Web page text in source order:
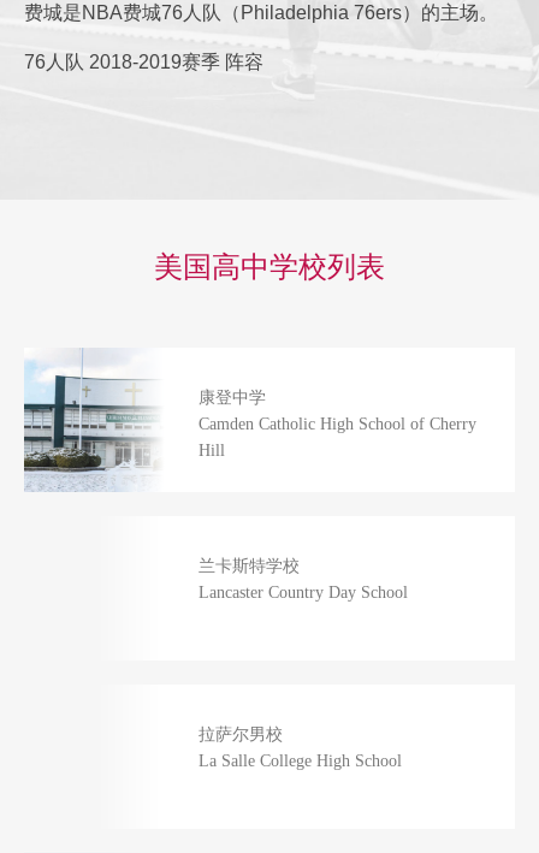
费城是NBA费城76人队（Philadelphia 76ers）的主场。
76人队 2018-2019赛季 阵容
美国高中学校列表
康登中学
Camden Catholic High School of Cherry
Hill
兰卡斯特学校
Lancaster Country Day School
拉萨尔男校
La Salle College High School